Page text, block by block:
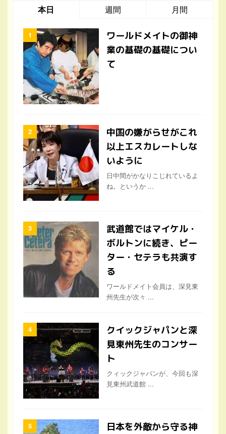
本日 週間 月間
ワールドメイトの御神
業の基礎の基礎につい
て
中国の嫌がらせがこれ
以上エスカレートしな
いように
日中間がかなりこじれているよ
ね。というか ...
武道館ではマイケル・
ボルトンに続き、ピー
ター・セテラも共演す
る
ワールドメイト会員は、深見東
州先生が次々 ...
クイックジャパンと深
見東州先生のコンサー
ト
クィックジャパンが、今回も深
見東州武道館 ...
日本を外敵から守る神